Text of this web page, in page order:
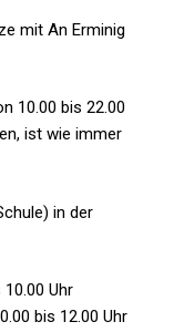
mit An Erminig
10.00 bis 22.00
ist wie immer
in der
Uhr
bis 12.00 Uhr